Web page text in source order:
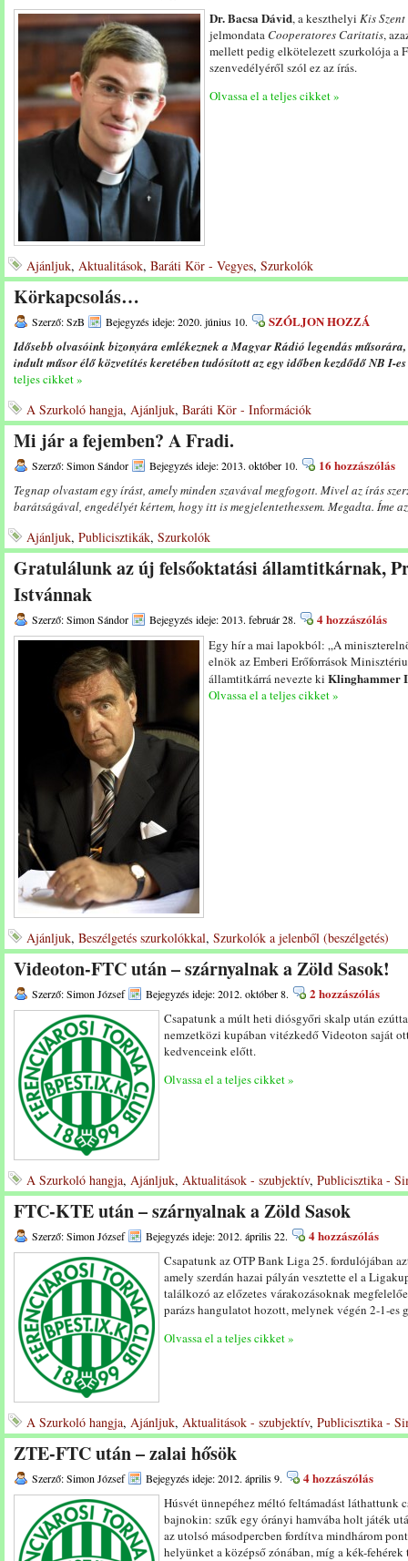
Dr. Bacsa Dávid, a keszthelyi Kis
jelmondataCooperatores Caritatis,
mellett pedig elkötelezett szurkolója a
szenvedélyéről szól ez az írás.
Olvassa el a teljes cikket »
Ajánljuk, Aktualitások, Baráti Kör - Vegyes, Szurkolók
Körkapcsolás…
Szerző: SzB Bejegyzés ideje: 2020. június 10. SZÓLJON HOZZÁ
Idősebb olvasóink bizonyára emlékeznek a Magyar Rádió legendás
indult műsor élő közvetítés keretében tudósított az egy időben kezdődő NB I-
teljes cikket »
A Szurkoló hangja, Ajánljuk, Baráti Kör - Információk
Mi jár a fejemben? A Fradi.
Szerző: Simon Sándor Bejegyzés ideje: 2013. október 10. 16 hozzászólás
Tegnap olvastam egy írást, amely minden szavával megfogott. Mivel az írás
barátságával, engedélyét kértem, hogy itt is megjelentethessem. Megadta. Íme
Ajánljuk, Publicisztikák, Szurkolók
Gratulálunk az új felsőoktatási államtitkárnak,
Istvánnak
Szerző: Simon Sándor Bejegyzés ideje: 2013. február 28. 4 hozzászólás
Egy hír a mai lapokból: „A
elnök az Emberi Erőforrások
államtitkárrá nevezte ki Klinghammer
Olvassa el a teljes cikket »
Ajánljuk, Beszélgetés szurkolókkal, Szurkolók a jelenből (beszélgetés)
Videoton-FTC után – szárnyalnak a Zöld Sasok!
Szerző: Simon József Bejegyzés ideje: 2012. október 8. 2 hozzászólás
Csapatunk a múlt heti diósgyőri skalp után
nemzetközi kupában vitézkedő Videoton saját
kedvenceink előtt.
Olvassa el a teljes cikket »
A Szurkoló hangja, Ajánljuk, Aktualitások - szubjektív, Publicisztika -
FTC-KTE után – szárnyalnak a Zöld Sasok
Szerző: Simon József Bejegyzés ideje: 2012. április 22. 4 hozzászólás
Csapatunk az OTP Bank Liga 25. fordulójában
amely szerdán hazai pályán vesztette el a
találkozó az előzetes várakozásoknak
parázs hangulatot hozott, melynek végén 2-1-es
Olvassa el a teljes cikket »
A Szurkoló hangja, Ajánljuk, Aktualitások - szubjektív, Publicisztika -
ZTE-FTC után – zalai hősök
Szerző: Simon József Bejegyzés ideje: 2012. április 9. 4 hozzászólás
Húsvét ünnepéhez méltó feltámadást láthattunk
bajnokin: szűk egy órányi hamvába holt játék
az utolsó másodpercben fordítva mindhárom
helyünket a középső zónában, míg a kék-